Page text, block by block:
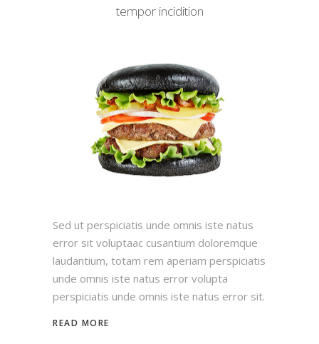
tempor incidition
Sed ut perspiciatis unde omnis iste natus
error sit voluptaac cusantium doloremque
laudantium, totam rem aperiam perspiciatis
unde omnis iste natus error volupta
perspiciatis unde omnis iste natus error sit.
READ MORE